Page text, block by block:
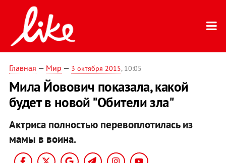
Главная — Мир — 3 октября 2015, 10:05
Мила Йовович показала, какой
будет в новой "Обители зла"
Актриса полностью перевоплотилась из
мамы в воина.